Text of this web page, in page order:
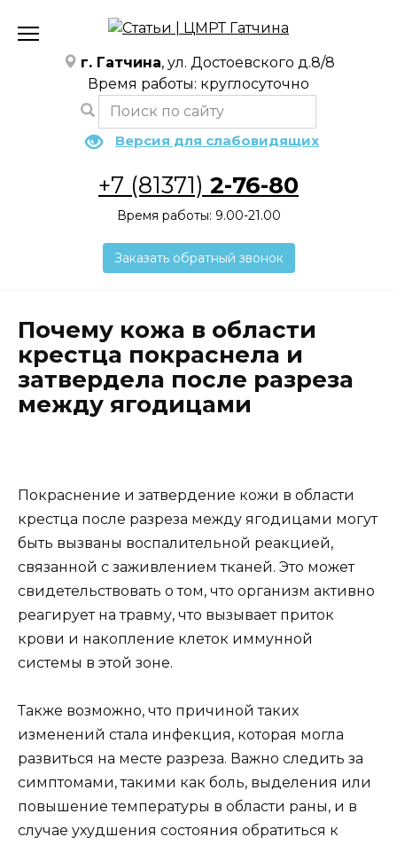
содержанию
г. Гатчина, ул. Достоевского д.8/8
Время работы: круглосуточно
Версия для слабовидящих
+7 (81371) 2-76-80
Время работы: 9.00-21.00
Заказать обратный звонок
Почему кожа в области
крестца покраснела и
затвердела после разреза
между ягодицами
Покраснение и затвердение кожи в области
крестца после разреза между ягодицами могут
быть вызваны воспалительной реакцией,
связанной с заживлением тканей. Это может
свидетельствовать о том, что организм активно
реагирует на травму, что вызывает приток
крови и накопление клеток иммунной
системы в этой зоне.
Также возможно, что причиной таких
изменений стала инфекция, которая могла
развиться на месте разреза. Важно следить за
симптомами, такими как боль, выделения или
повышение температуры в области раны, и в
случае ухудшения состояния обратиться к